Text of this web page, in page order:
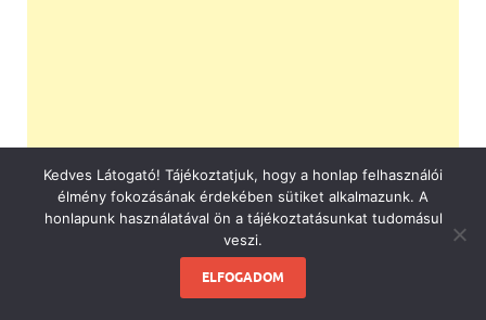
Kedves Látogató! Tájékoztatjuk, hogy a honlap felhasználói
élmény fokozásának érdekében sütiket alkalmazunk. A
honlapunk használatával ön a tájékoztatásunkat tudomásul
veszi.
ELFOGADOM